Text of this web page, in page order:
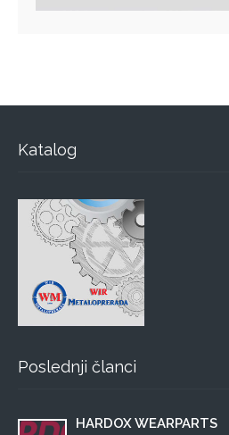
Katalog
Poslednji članci
HARDOX WEARPARTS